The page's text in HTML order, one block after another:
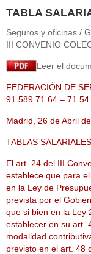
TABLA
Seguros y oficinas /
III CONVENIO
Leer el
FEDERACIÓN DE
91.589.71.64 –
Madrid, 26 de Abril
TABLAS
El art. 24 del III
establece que para
en la Ley de
prevista por el
que si bien en la Ley
establecer en su art.
modalidad
previsto en el art. 48